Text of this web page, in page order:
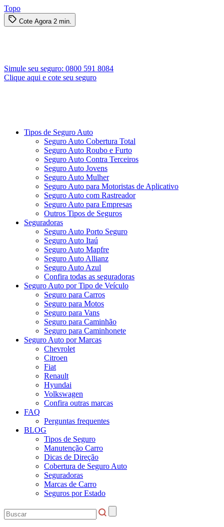
Topo
Cote Agora 2 min.
Simule seu seguro: 0800 591 8084
Clique aqui e cote seu seguro
Tipos de Seguro Auto
Seguro Auto Cobertura Total
Seguro Auto Roubo e Furto
Seguro Auto Contra Terceiros
Seguro Auto Jovens
Seguro Auto Mulher
Seguro Auto para Motoristas de Aplicativo
Seguro Auto com Rastreador
Seguro Auto para Empresas
Outros Tipos de Seguros
Seguradoras
Seguro Auto Porto Seguro
Seguro Auto Itaú
Seguro Auto Mapfre
Seguro Auto Allianz
Seguro Auto Azul
Confira todas as seguradoras
Seguro Auto por Tipo de Veículo
Seguro para Carros
Seguro para Motos
Seguro para Vans
Seguro para Caminhão
Seguro para Caminhonete
Seguro Auto por Marcas
Chevrolet
Citroen
Fiat
Renault
Hyundai
Volkswagen
Confira outras marcas
FAQ
Perguntas frequentes
BLOG
Tipos de Seguro
Manutenção Carro
Dicas de Direção
Cobertura de Seguro Auto
Seguradoras
Marcas de Carro
Seguros por Estado